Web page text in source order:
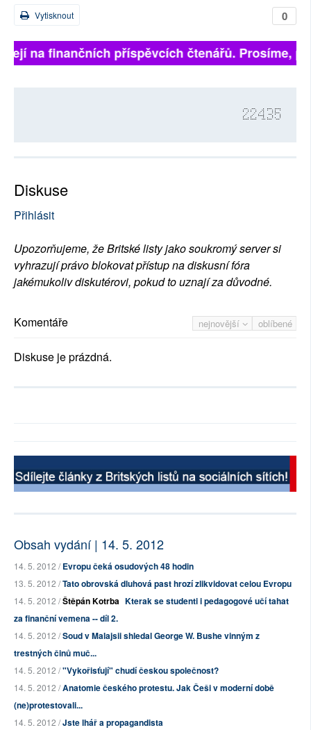
0
Vytisknout
na finančních příspěvcích čtenářů. Prosíme,
22435
Diskuse
Přihlásit
Upozorňujeme, že Britské listy jako soukromý server si
vyhrazují právo blokovat přístup na diskusní fóra
jakémukoliv diskutérovi, pokud to uznají za důvodné.
nejnovější oblíbené
Komentáře
Diskuse je prázdná.
Obsah vydání | 14. 5. 2012
14. 5. 2012 /Evropu čeká osudových 48 hodin
13. 5. 2012 /Tato obrovská dluhová past hrozí zlikvidovat celou Evropu
14. 5. 2012 /Štěpán Kotrba Kterak se studenti i pedagogové učí tahat
za finanční vemena -- díl 2.
14. 5. 2012 /Soud v Malajsii shledal George W. Bushe vinným z
trestných činů muč...
14. 5. 2012 /"Vykořisťují" chudí českou společnost?
14. 5. 2012 /Anatomie českého protestu. Jak Češi v moderní době
(ne)protestovali...
14. 5. 2012 /Jste lhář a propagandista